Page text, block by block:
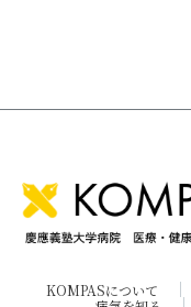
KOMPASについて